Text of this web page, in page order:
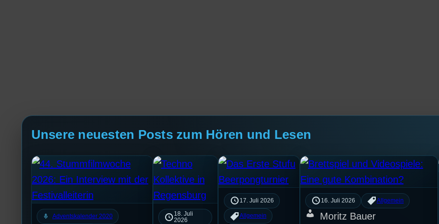
Unsere neuesten Posts zum Hören und Lesen
mic Adventskalender 2020
18. Juli
2026
17. Juli 2026
Allgemein
16. Juli 2026 Allgemein
Moritz Bauer